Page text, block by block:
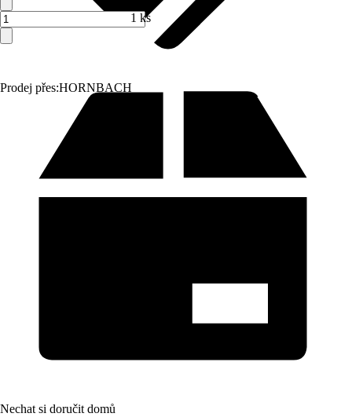
Prodej přes:HORNBACH
1 ks
Nechat si doručit domů